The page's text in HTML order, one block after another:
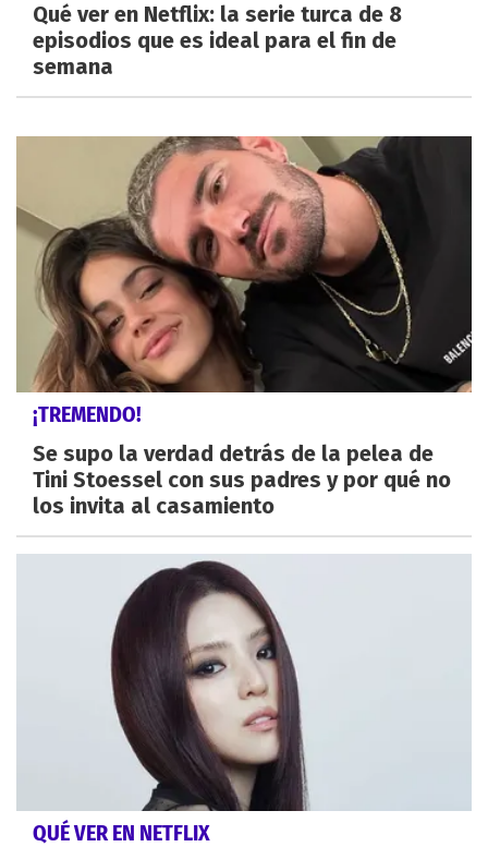
Qué ver en Netflix: la serie turca de 8
episodios que es ideal para el fin de
semana
¡TREMENDO!
Se supo la verdad detrás de la pelea de
Tini Stoessel con sus padres y por qué no
los invita al casamiento
QUÉ VER EN NETFLIX